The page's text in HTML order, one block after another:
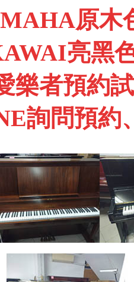
原木
亮黑
樂者預約
詢問預約